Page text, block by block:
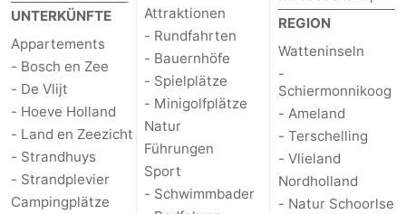
Texel
Vogelmient
Zimmer
(mit
Frühstück)
Lastminutes
Strand
Sehen
&
-
UNTERKÜNFTE
Appartements
- Bosch en Zee
- De Vlijt
- Hoeve Holland
- Land en Zeezicht
- Strandhuys
- Strandplevier
Campingplätze
Attraktionen
- Rundfahrten
- Bauernhöfe
- Spielplätze
- Minigolfplätze
Natur
Führungen
Sport
- Schwimmbader
REGION
Watteninseln
-
Schiermonnikoog
- Ameland
- Terschelling
- Vlieland
Nordholland
- Natur Schoorlse